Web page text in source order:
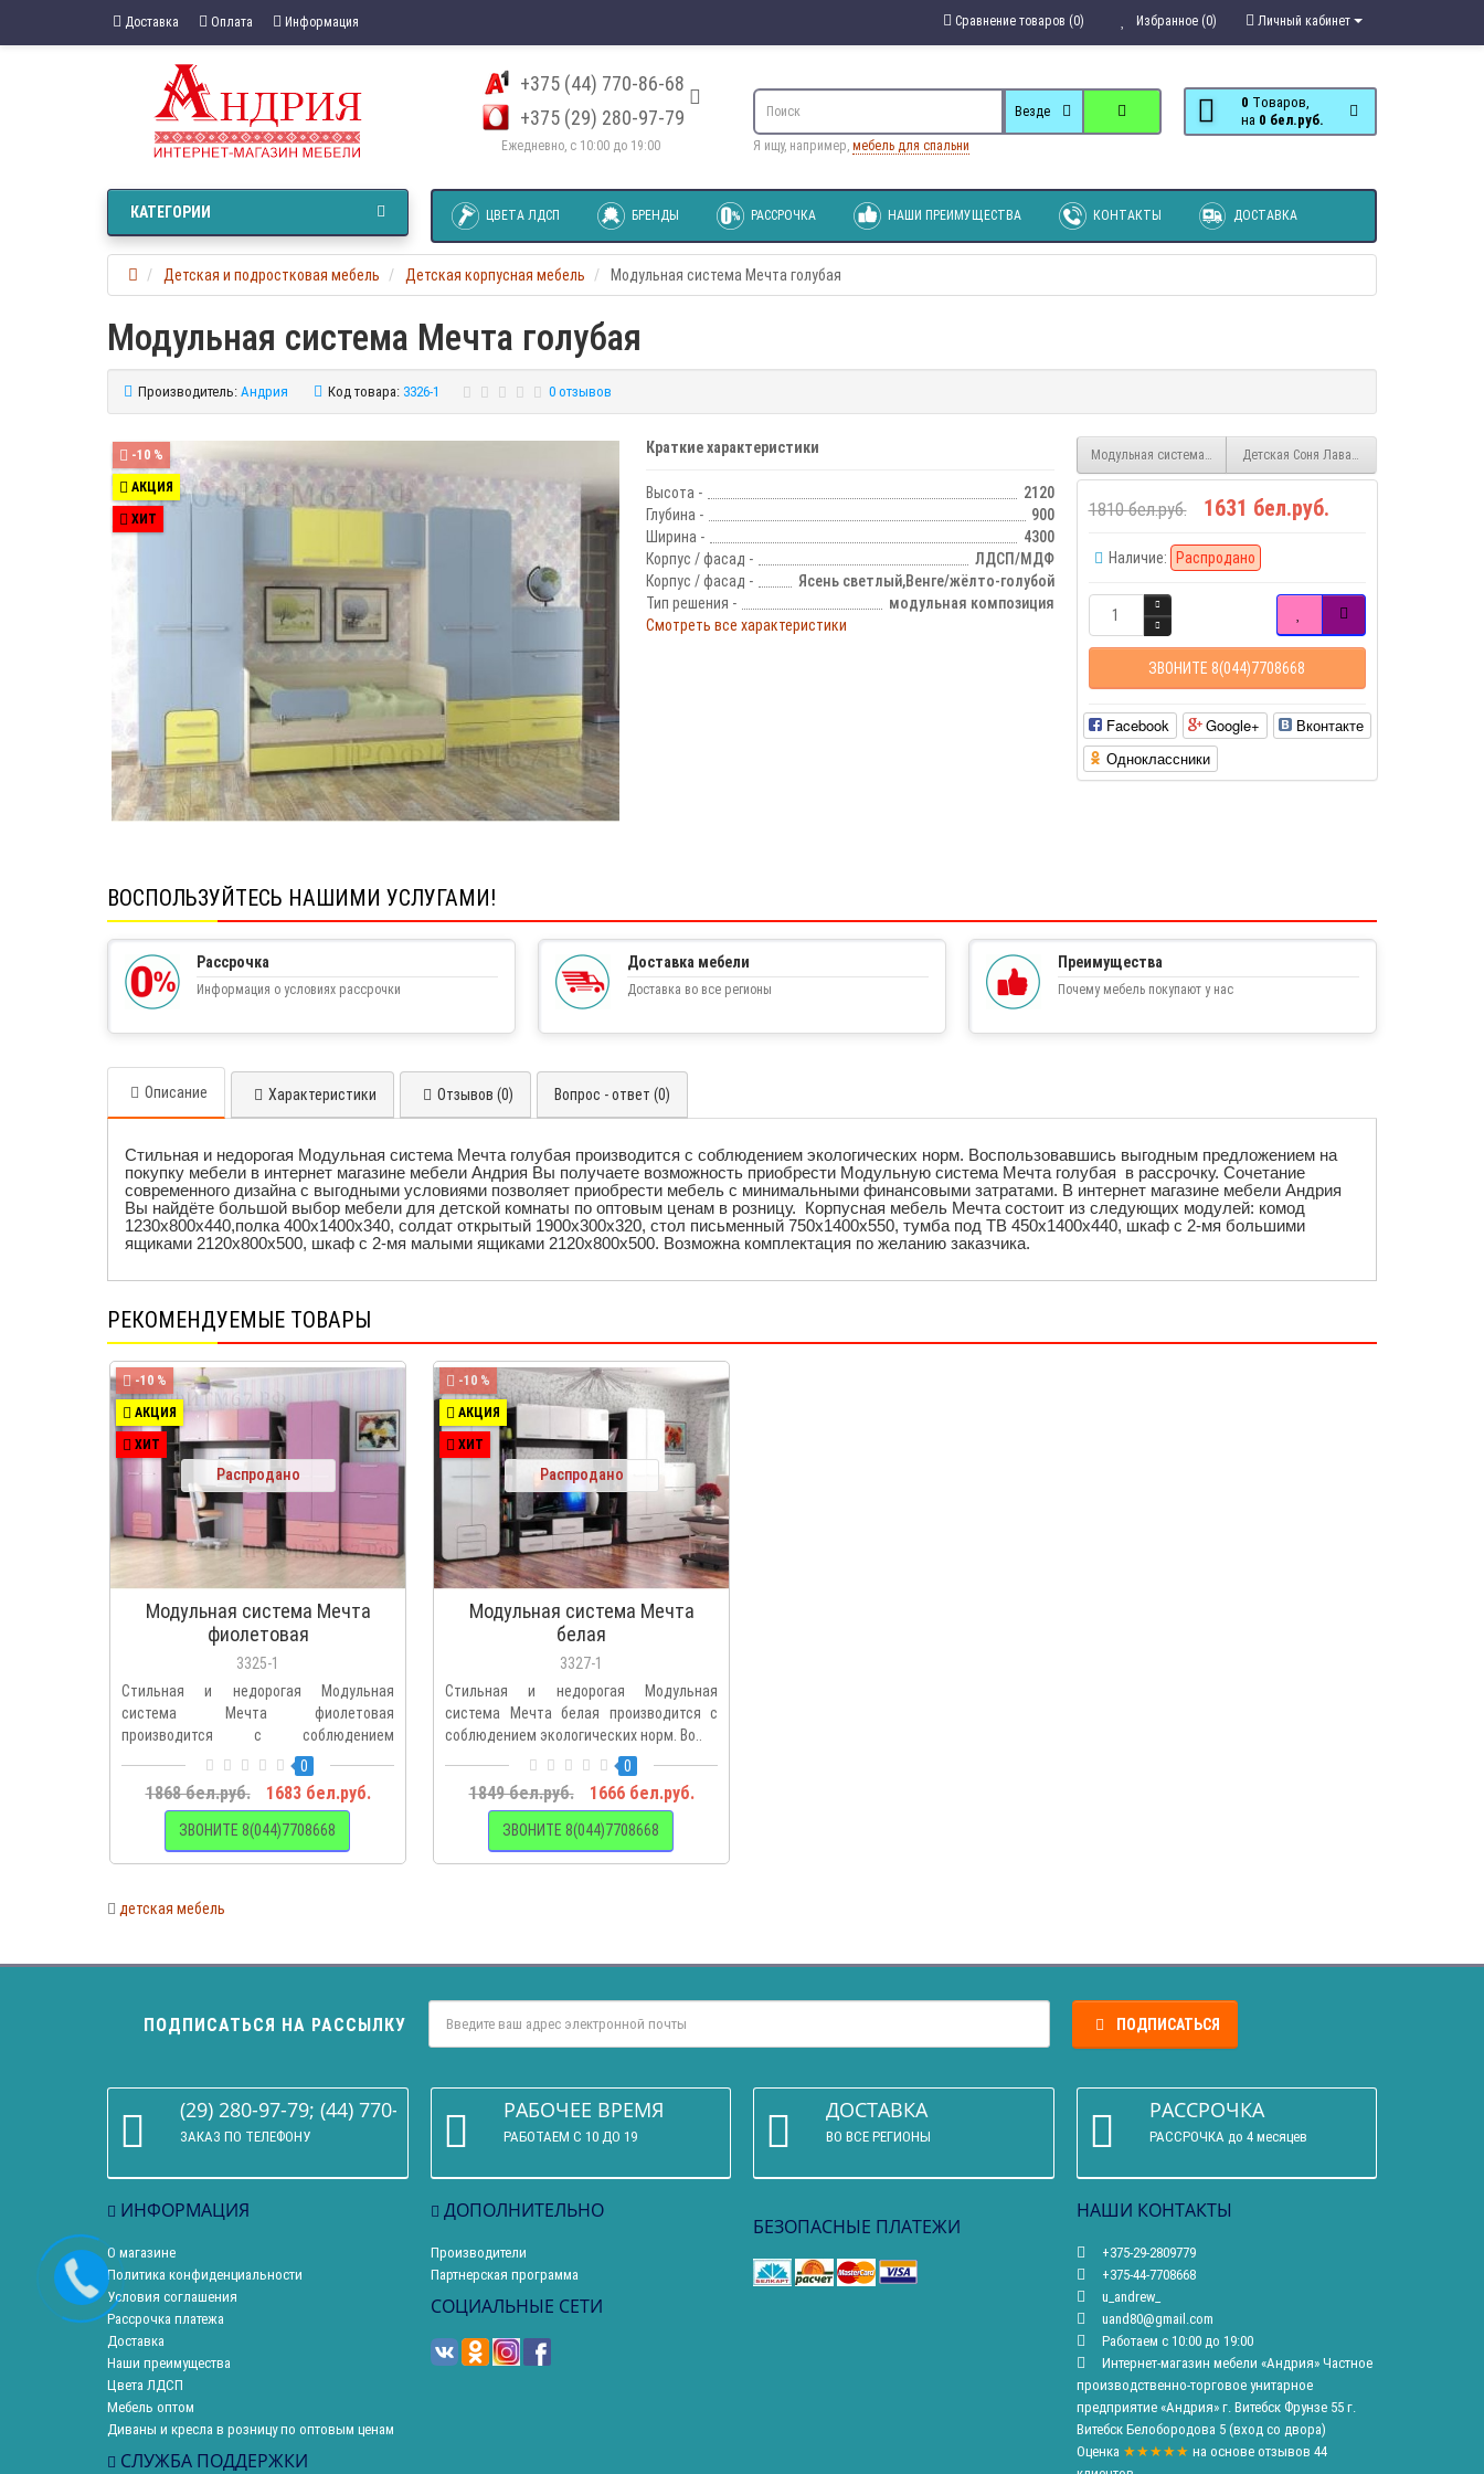
Доставка Оплата Информация Личный кабинет
Избранное (0)
Сравнение товаров (0)
+375 (44) 770-86-68
+375 (29) 280-97-79
Ежедневно, с 10:00 до 19:00
0 Tоваров,
на
0 бел.руб.
Везде
Я ищу, например, мебель для спальни
ЦВЕТА ЛДСП БРЕНДЫ РАССРОЧКА НАШИ ПРЕИМУЩЕСТВА КОНТАКТЫ ДОСТАВКА
КАТЕГОРИИ
Детская и подростковая мебель Детская корпусная мебель Модульная система Мечта голубая
Модульная система Мечта голубая
Производитель: Андрия Код товара: 3326-1 0 отзывов
-10 %
АКЦИЯ
ХИТ
Краткие характеристики
Высота -
2120
Глубина -
900
Ширина -
4300
Корпус / фасад -
ЛДСП/МДФ
Корпус / фасад -
Ясень светлый,Венге/жёлто-голубой
Тип решения -
модульная композиция
Смотреть все характеристики
Модульная система Мечта фиолетовая
Детская Соня Лаванда
1810 бел.руб. 1631 бел.руб.
Наличие: Распродано
ЗВОНИТЕ 8(044)7708668
Facebook Google+
Вконтакте
Одноклассники
ВОСПОЛЬЗУЙТЕСЬ НАШИМИ УСЛУГАМИ!
Рассрочка
Информация о условиях рассрочки
Доставка мебели
Доставка во все регионы
Преимущества
Почему мебель покупают у нас
Описание Характеристики Отзывов (0) Вопрос - ответ (0)
Стильная и недорогая Модульная система Мечта голубая производится с соблюдением экологических норм. Воспользовавшись выгодным предложением на
покупку мебели в интернет магазине мебели Андрия Вы получаете возможность приобрести Модульную система Мечта голубая в рассрочку. Сочетание
современного дизайна с выгодными условиями позволяет приобрести мебель с минимальными финансовыми затратами. В интернет магазине мебели Андрия
Вы найдёте большой выбор мебели для детской комнаты по оптовым ценам в розницу. Корпусная мебель Мечта состоит из следующих модулей: комод
1230х800х440,полка 400х1400х340, солдат открытый 1900х300х320, стол письменный 750х1400х550, тумба под ТВ 450х1400х440, шкаф с 2-мя большими
ящиками 2120х800х500, шкаф с 2-мя малыми ящиками 2120х800х500. Возможна комплектация по желанию заказчика.
РЕКОМЕНДУЕМЫЕ ТОВАРЫ
-10 %
АКЦИЯ
ХИТ
Распродано
Модульная система Мечта
фиолетовая
3325-1
Стильная и недорогая Модульная
система Мечта фиолетовая
производится с соблюдением
экологических нор..
0
1868 бел.руб. 1683 бел.руб.
ЗВОНИТЕ 8(044)7708668
-10 %
АКЦИЯ
ХИТ
Распродано
Модульная система Мечта
белая
3327-1
Стильная и недорогая Модульная
система Мечта белая производится с
соблюдением экологических норм. Во..
0
1849 бел.руб. 1666 бел.руб.
ЗВОНИТЕ 8(044)7708668
детская мебель
ПОДПИСАТЬСЯ НА РАССЫЛКУ ПОДПИСАТЬСЯ
(29) 280-97-79; (44) 770-86-68
ЗАКАЗ ПО ТЕЛЕФОНУ
РАБОЧЕЕ ВРЕМЯ
РАБОТАЕМ С 10 ДО 19
ДОСТАВКА
ВО ВСЕ РЕГИОНЫ
РАССРОЧКА
РАССРОЧКА до 4 месяцев
ИНФОРМАЦИЯ
О магазине
Политика конфиденциальности
Условия соглашения
Рассрочка платежа
Доставка
Наши преимущества
Цвета ЛДСП
Мебель оптом
Диваны и кресла в розницу по оптовым ценам
СЛУЖБА ПОДДЕРЖКИ
ДОПОЛНИТЕЛЬНО
Производители
Партнерская программа
СОЦИАЛЬНЫЕ СЕТИ
БЕЗОПАСНЫЕ ПЛАТЕЖИ
НАШИ КОНТАКТЫ
+375-29-2809779
+375-44-7708668
u_andrew_
uand80@gmail.com
Работаем с 10:00 до 19:00
Интернет-магазин мебели «Андрия» Частное
производственно-торговое унитарное
предприятие «Андрия» г. Витебск Фрунзе 55 г.
Витебск Белобородова 5 (вход со двора)
Оценка ★★★★★ на основе отзывов 44